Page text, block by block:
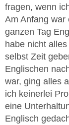
fragen, wenn
Am Anfang war
ganzen Tag
habe nicht
selbst Zeit
Englischen
war, ging alles
ich keinerlei
eine
Englisch